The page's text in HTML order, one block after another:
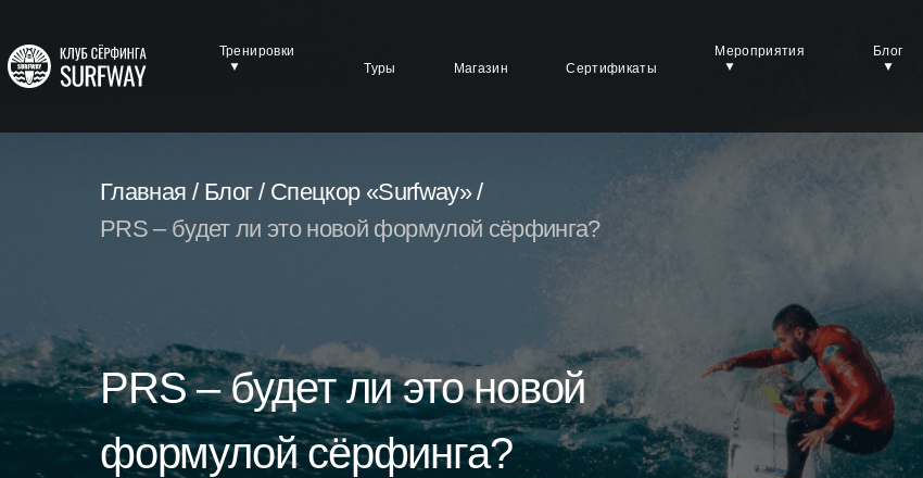
Тренировки
Туры
Магазин Сертификаты
Мероприятия
Блог
Главная / Блог / Спецкор «Surfway» /
PRS – будет ли это новой формулой сёрфинга?
PRS – будет ли это новой
формулой сёрфинга?